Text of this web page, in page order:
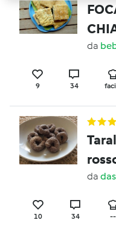
da
9 34
da das
10 34 --